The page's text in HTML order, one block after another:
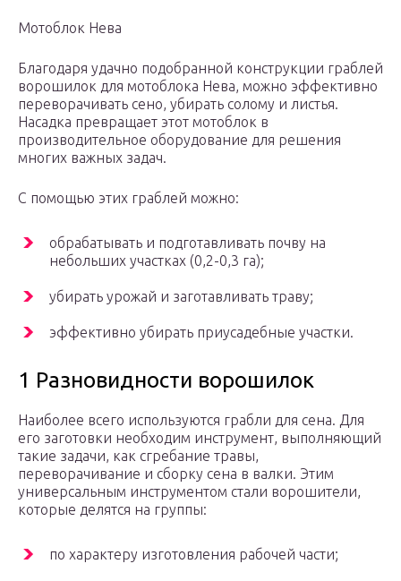
Мотоблок Нева
Благодаря удачно подобранной конструкции граблей
ворошилок для мотоблока Нева, можно эффективно
переворачивать сено, убирать солому и листья.
Насадка превращает этот мотоблок в
производительное оборудование для решения
многих важных задач.
С помощью этих граблей можно:
обрабатывать и подготавливать почву на
небольших участках (0,2-0,3 га);
убирать урожай и заготавливать траву;
эффективно убирать приусадебные участки.
1 Разновидности ворошилок
Наиболее всего используются грабли для сена. Для
его заготовки необходим инструмент, выполняющий
такие задачи, как сгребание травы,
переворачивание и сборку сена в валки. Этим
универсальным инструментом стали ворошители,
которые делятся на группы:
по характеру изготовления рабочей части;